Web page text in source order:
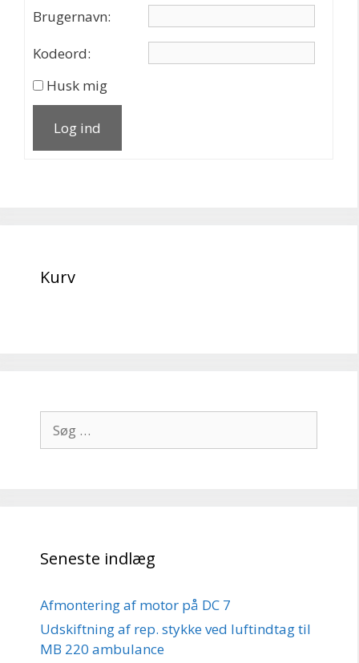
Brugernavn:
Kodeord:
Husk mig
Log ind
Kurv
efter:
Seneste indlæg
Afmontering af motor på DC 7
Udskiftning af rep. stykke ved luftindtag til
MB 220 ambulance